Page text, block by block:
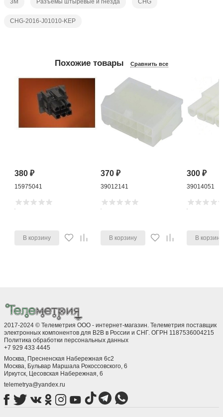
3M Разъемы штыревые и гнезда CHG
CHG-2016-J01010-KEP
Похожие товары Сравнить все
380₽
15975041
В корзину
370₽
39012141
В корзину
300₽
39014051
В корзину
2017-2024 © Телеметрия ООО - интернет-магазин. Телеметрия поставщик
электронных компонентов для B2B в России и СНГ. ОГРН 1187536004215
Политика обработки персональных данных
+7 929 433 4445
Москва, Пресненская Набережная 6с2
Москва, ​Бульвар Маршала Рокоссовского, 6
Иркутск, ​Цесовская Набережная, 6
telemetrya@yandex.ru